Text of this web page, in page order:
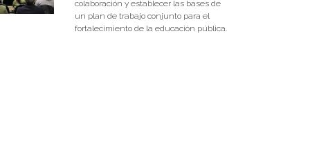
colaboración y establecer las bases de
un plan de trabajo conjunto para el
fortalecimiento de la educación pública.